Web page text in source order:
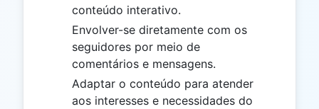
conteúdo interativo.
Envolver-se diretamente com os
seguidores por meio de
comentários e mensagens.
Adaptar o conteúdo para atender
aos interesses e necessidades do